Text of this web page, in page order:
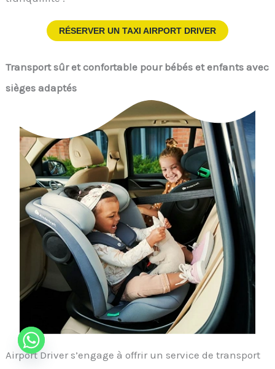
RÉSERVER UN TAXI AIRPORT DRIVER
Transport sûr et confortable pour bébés et enfants avec
sièges adaptés
Airport Driver s’engage à offrir un service de transport